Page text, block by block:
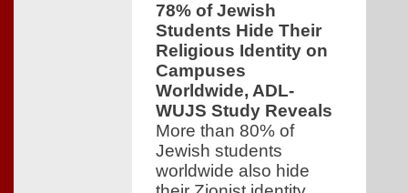
78% of Jewish
Students Hide Their
Religious Identity on
Campuses
Worldwide, ADL-
WUJS Study Reveals
More than 80% of
Jewish students
worldwide also hide